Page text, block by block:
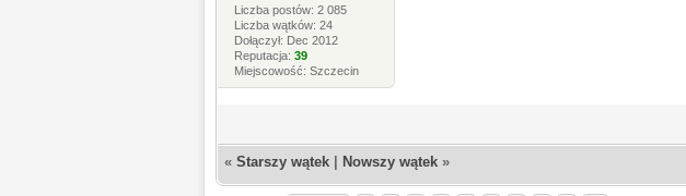
Liczba postów: 2 085
Liczba wątków: 24
Dołączył: Dec 2012
Reputacja:39
Miejscowość: Szczecin
« Starszy wątek Nowszy wątek »